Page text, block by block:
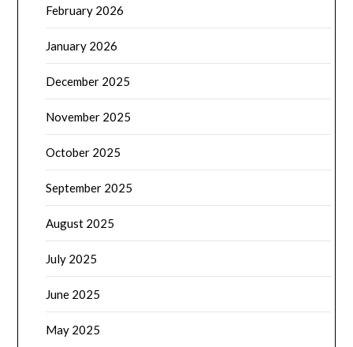
February 2026
January 2026
December 2025
November 2025
October 2025
September 2025
August 2025
July 2025
June 2025
May 2025